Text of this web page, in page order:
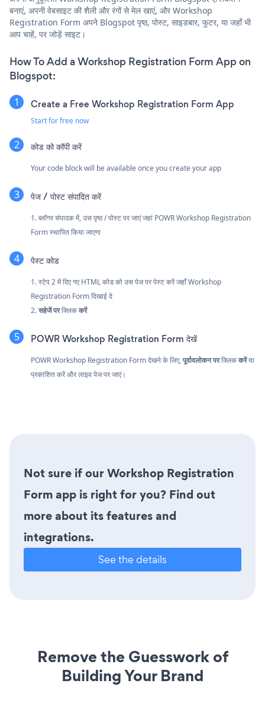
बनाएं, अपनी वेबसाइट की शैली और रंगों से मेल खाएं, और Workshop
Registration Form अपने Blogspot पृष्ठ, पोस्ट, साइडबार, फुटर, या जहाँ भी
आप चाहें, पर जोड़ें साइट।
How To Add a Workshop Registration Form App on
Blogspot:
Create a Free Workshop Registration Form App
Start for free now
कोड को कॉपी करें
Your code block will be available once you create your app
पेज / पोस्ट संपादित करें
1. ब्लॉगर संपादक में, उस पृष्ठ / पोस्ट पर जाएं जहां POWR Workshop Registration
Form स्थापित किया जाएगा
पेस्ट कोड
1. स्टेप 2 में दिए गए HTML कोड को उस पेज पर पेस्ट करें जहाँ Workshop
Registration Form दिखाई दे
2.सहेजें परक्लिककरें
POWR Workshop Registration Form देखें
POWR Workshop Registration Form देखने के लिए,पूर्वावलोकन परक्लिककरेंया
प्रकाशित करें और लाइव पेज पर जाएं।
Not sure if our Workshop Registration
Form app is right for you? Find out
more about its features and
integrations.
See the details
Remove the Guesswork of
Building Your Brand